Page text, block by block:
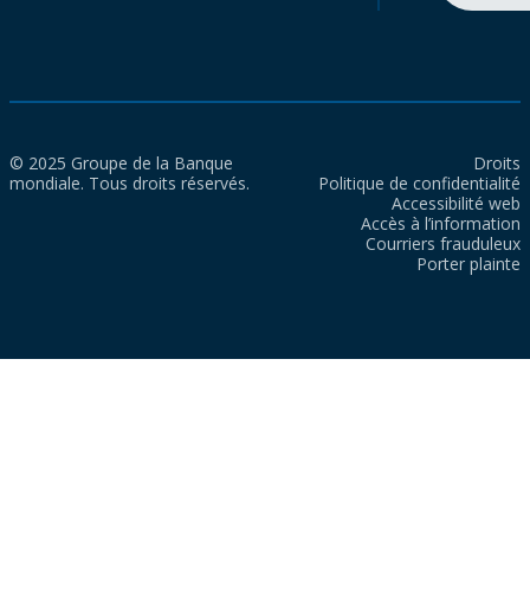
© 2025 Groupe de la Banque
mondiale. Tous droits réservés.
Droits
Politique de confidentialité
Accessibilité web
Accès à l’information
Courriers frauduleux
Porter plainte